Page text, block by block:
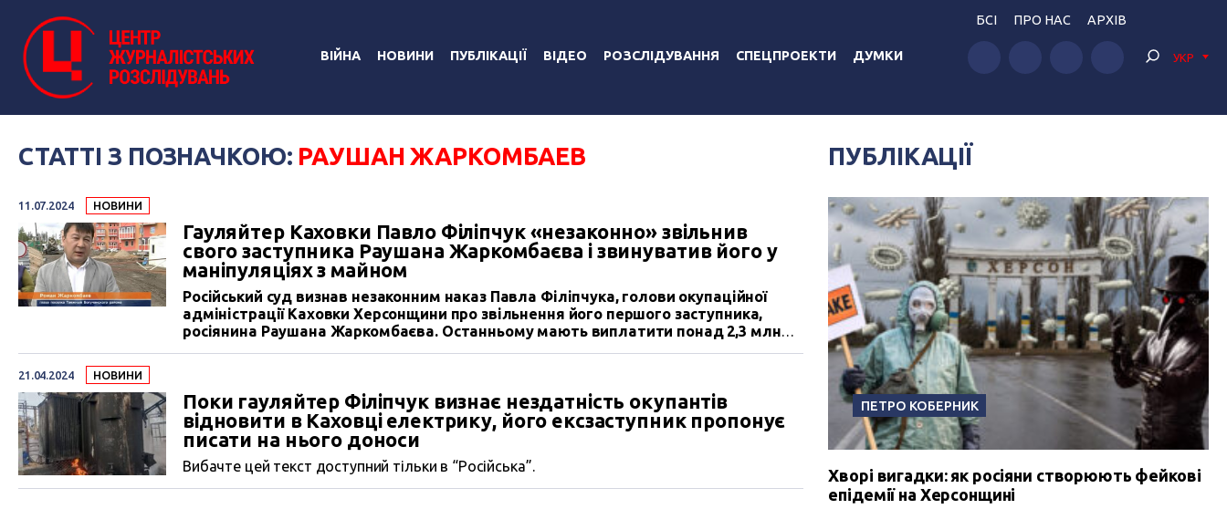
ВІЙНА НОВИНИ ПУБЛІКАЦІЇ ВІДЕО РОЗСЛІДУВАННЯ СПЕЦПРОЕКТИ ДУМКИ
БСІ ПРО НАС АРХІВ
УКР
СТАТТІ З ПОЗНАЧКОЮ: РАУШАН ЖАРКОМБАЕВ
11.07.2024 НОВИНИ
Гауляйтер Каховки Павло Філіпчук «незаконно» звільнив
свого заступника Раушана Жаркомбаєва і звинуватив його у
маніпуляціях з майном
Російський суд визнав незаконним наказ Павла Філіпчука, голови окупаційної
адміністрації Каховки Херсонщини про звільнення його першого заступника,
росіянина Раушана Жаркомбаєва. Останньому мають виплатити понад 2,3 млн
Каховки.
21.04.2024 НОВИНИ
Поки гауляйтер Філіпчук визнає нездатність окупантів
відновити в Каховці електрику, його ексзаступник пропонує
писати на нього доноси
Вибачте цей текст доступний тільки в “Російська”.
ПУБЛІКАЦІЇ
ПЕТРО КОБЕРНИК
Хворі вигадки: як росіяни створюють фейкові
епідемії на Херсонщині